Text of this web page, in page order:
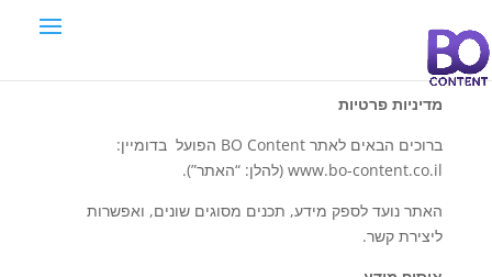
מדיניות פרטיות
ברוכים הבאים לאתר BO Content הפועל בדומיין:
www.bo-content.co.il (להלן: “האתר”).
האתר נועד לספק מידע, תכנים מסוגים שונים, ואפשרות
ליצירת קשר.